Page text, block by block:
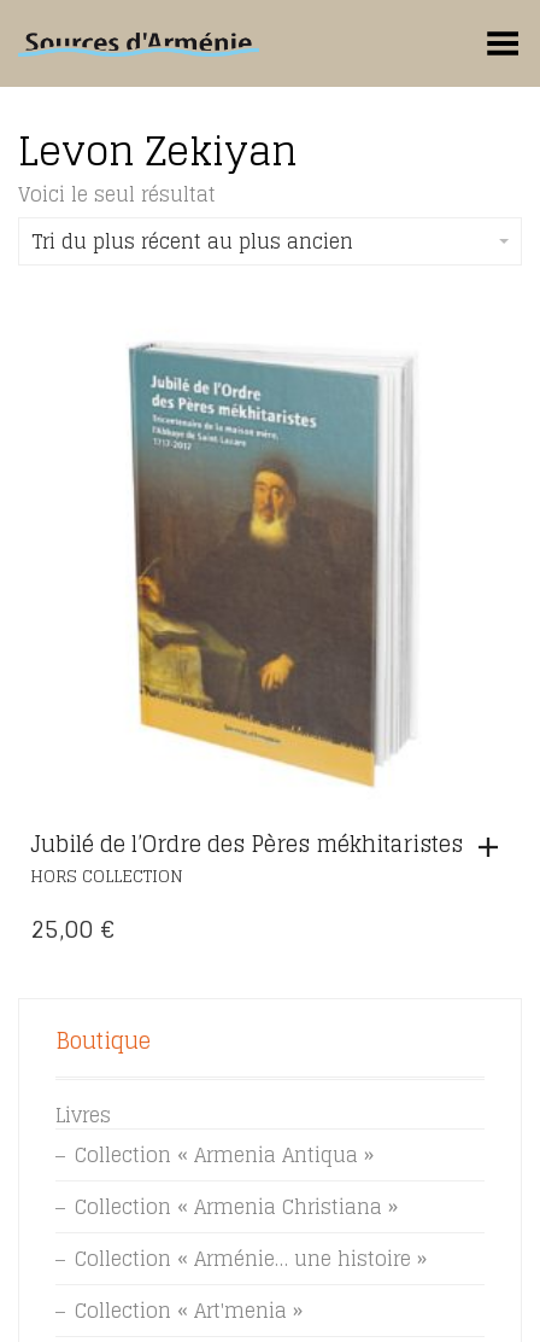
Toggle Menu
Levon Zekiyan
Voici le seul résultat
Tri du plus récent au plus ancien
Jubilé de l’Ordre des Pères mékhitaristes
HORS COLLECTION
25,00 €
Boutique
Livres
Collection « Armenia Antiqua »
Collection « Armenia Christiana »
Collection « Arménie… une histoire »
Collection « Art'menia »